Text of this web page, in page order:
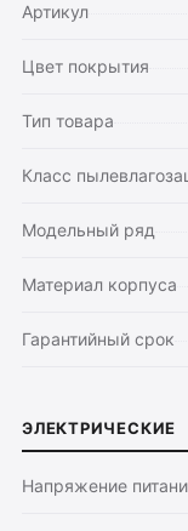
Артикул
Цвет покрытия
Тип товара
Класс
Модельный ряд
Материал корпуса
Гарантийный срок
ЭЛЕКТРИЧЕСКИЕ
Напряжение